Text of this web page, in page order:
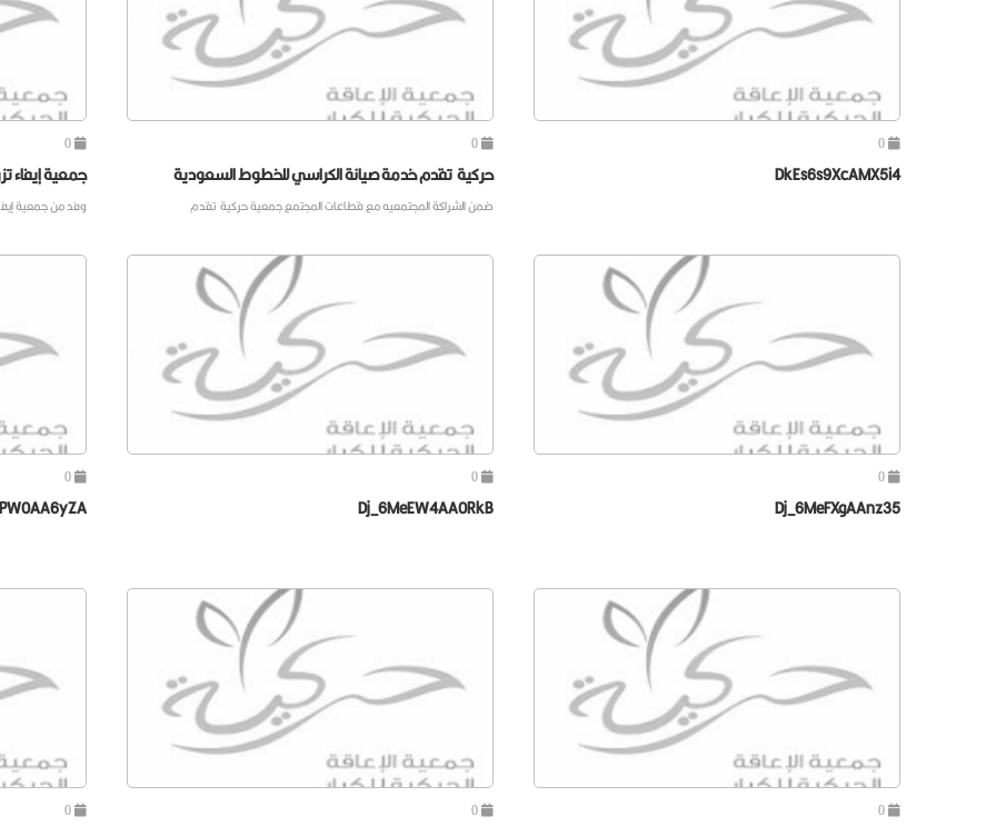
0
DkEs6s9XcAMX5i4
0
حركية تقدم خدمة صيانة الكراسي للخطوط السعودية
ضمن الشراكة المجتمعيه مع قطاعات المجتمع جمعية حركية تقدم
0
جمعية إيفاء
وفد من جمعية
0
Dj_6MeFXgAAnz35
0
Dj_6MeEW4AA0RkB
0
0
0
0